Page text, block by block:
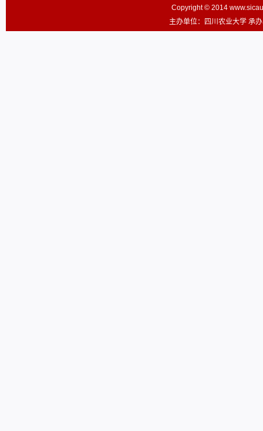
Copyright © 2014
主办单位：四川农业大学 承